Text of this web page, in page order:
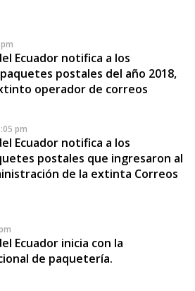
Ecuador notifica a los
postales del año 2018,
operador de correos
pm
Ecuador notifica a los
postales que ingresaron al
de la extinta Correos
Ecuador inicia con la
de paquetería.